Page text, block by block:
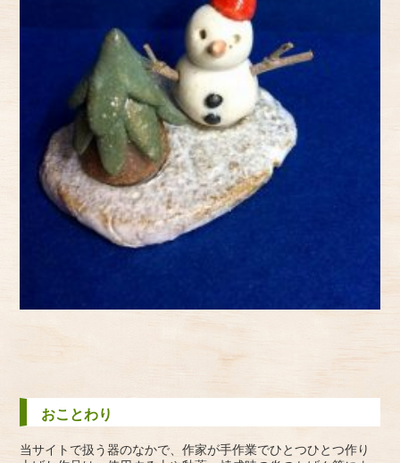
おことわり
当サイトで扱う器のなかで、作家が手作業でひとつひとつ作り